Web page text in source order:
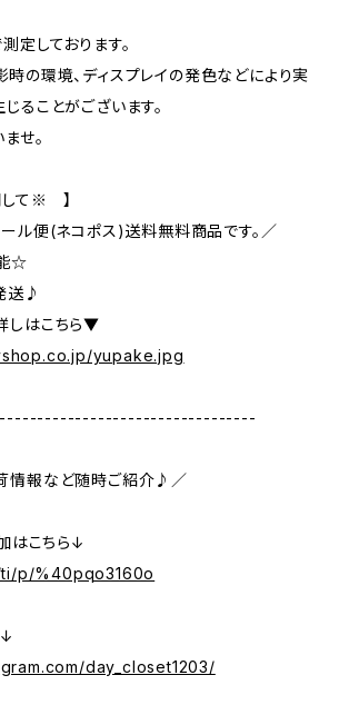
定しております。
の環境、ディスプレイの発色などにより実
ることがございます。
せ。
て※ 】
ル便(ネコポス)送料無料商品です。／
☆
送♪
はこちら▼
yupake.jpg
情報など随時ご紹介♪／
はこちら↓
p/%40pqo3160o
day_closet1203/